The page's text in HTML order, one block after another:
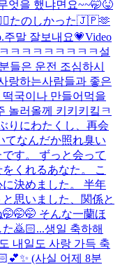
엇을 했냐면요~~🤭😝
たのしかった🇯🇵🫶
주말 잘보내요💗Video
ㅋㅋㅋㅋㅋㅋㅋㅋ 설
들은 운전 조심하시
랑하는사람들과 좋은
국이나 만들어먹을
놀러올께 키키키킼ㅋ
りにわたくし、再会
てなんだか照れ臭い
す。 ずっと会って
くれるあなた。 こ
決めました。 半年
思いました、関係と
そんな一蘭ほ
🙇🏻...생일 축하해
도 내일도 사랑 가득 축
(사실 어제 8분